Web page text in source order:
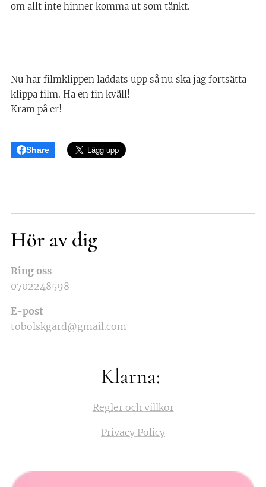
om allt inte hinner komma ut som tänkt.
Nu har filmklippen laddats upp så nu ska jag fortsätta
klippa film. Ha en fin kväll!
Kram på er!🤎
Share
Hör av dig
Ring oss
0702248598
E-post
tobolskgard@gmail.com
Klarna:
Regler och villkor
Privacy Policy